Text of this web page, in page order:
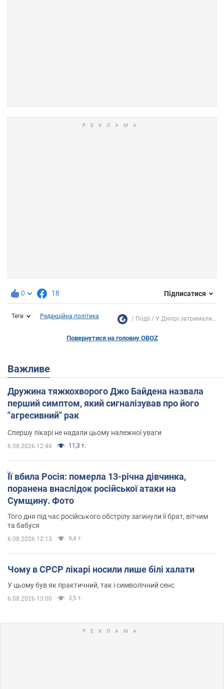
0 18 Підписатися
Теги Редакційна політика Події У Дніпрі затримали...
Повернутися на головну OBOZ
Важливе
Дружина тяжкохворого Джо Байдена назвала
перший симптом, який сигналізував про його
"агресивний" рак
Спершу лікарі не надали цьому належної уваги
6.08.2026 12:46 11,3 т.
Її вбила Росія: померла 13-річна дівчинка,
поранена внаслідок російської атаки на
Сумщину. Фото
Того дня під час російського обстрілу загинули її брат, вітчим
та бабуся
6.08.2026 12:13 9,4 т.
Чому в СРСР лікарі носили лише білі халати
У цьому був як практичний, так і символічний сенс
6.08.2026 13:00 3,5 т.